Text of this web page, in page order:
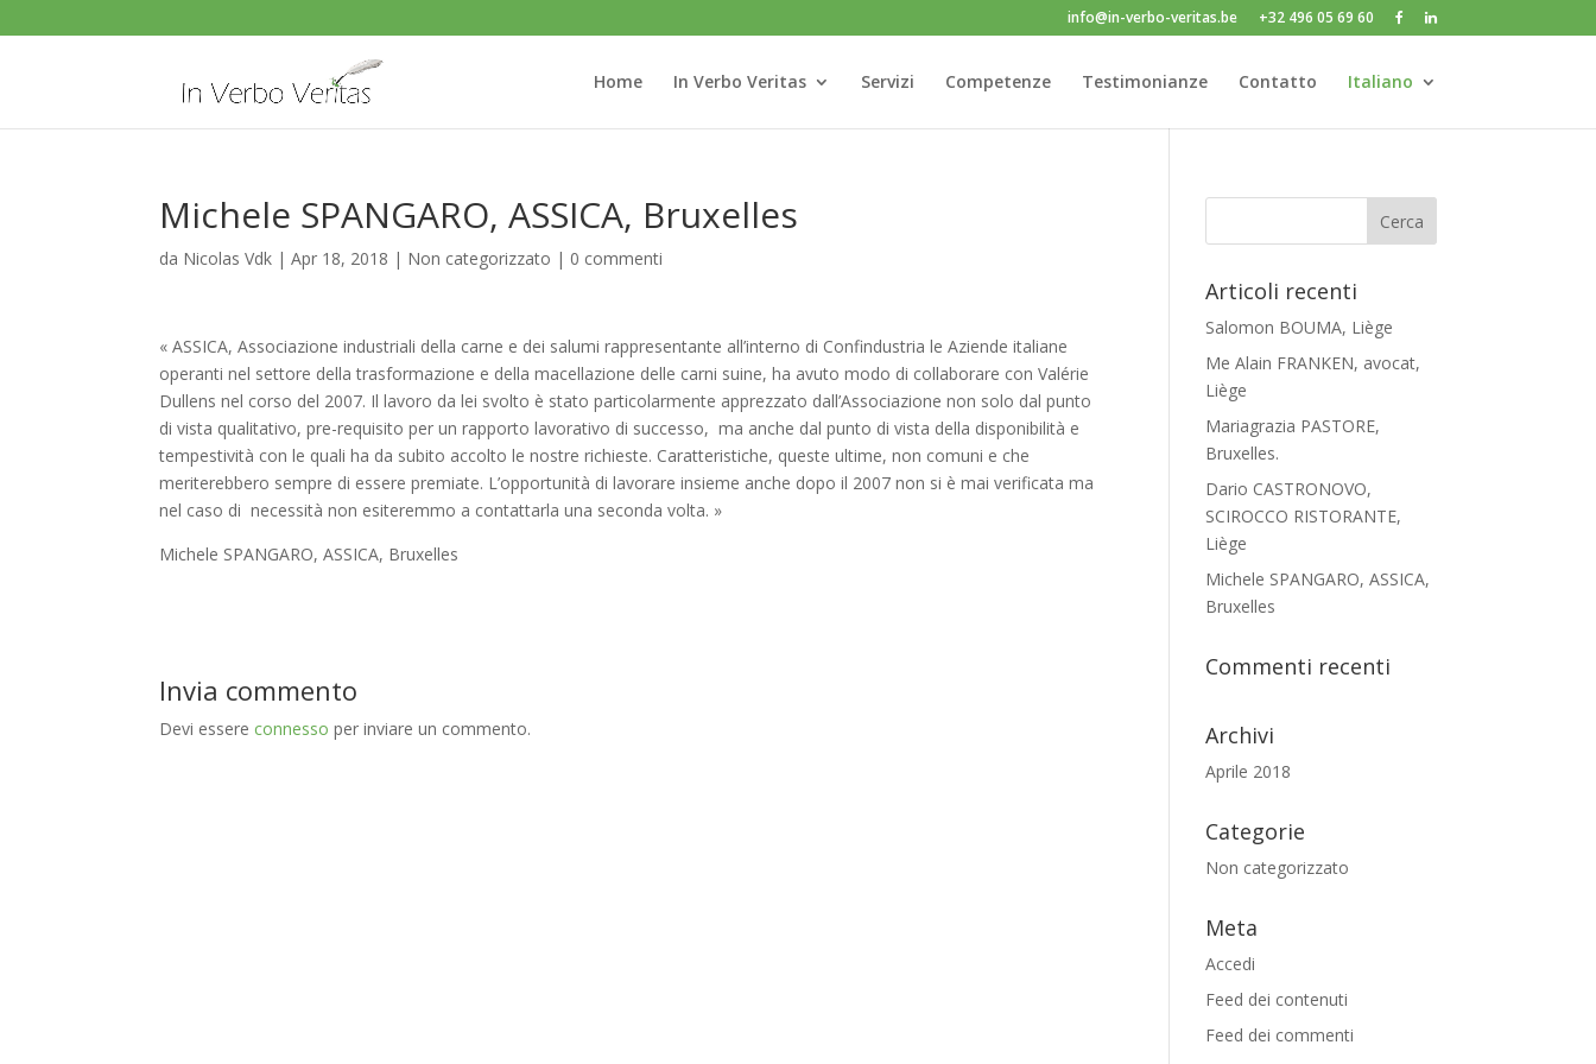
info@in-verbo-veritas.be +32 496 05 69 60
Home In Verbo Veritas Servizi Competenze Testimonianze Contatto Italiano
Michele SPANGARO, ASSICA, Bruxelles
da Nicolas Vdk |Apr 18, 2018 | Non categorizzato | 0 commenti
« ASSICA, Associazione industriali della carne e dei salumi rappresentante all’interno di Confindustria le Aziende italiane
operanti nel settore della trasformazione e della macellazione delle carni suine, ha avuto modo di collaborare con Valérie
Dullens nel corso del 2007. Il lavoro da lei svolto è stato particolarmente apprezzato dall’Associazione non solo dal punto
di vista qualitativo, pre-requisito per un rapporto lavorativo di successo, ma anche dal punto di vista della disponibilità e
tempestività con le quali ha da subito accolto le nostre richieste. Caratteristiche, queste ultime, non comuni e che
meriterebbero sempre di essere premiate. L’opportunità di lavorare insieme anche dopo il 2007 non si è mai verificata ma
nel caso di necessità non esiteremmo a contattarla una seconda volta. »
Michele SPANGARO, ASSICA, Bruxelles
Invia commento
Devi essere connesso per inviare un commento.
Articoli recenti
Salomon BOUMA, Liège
Me Alain FRANKEN, avocat,
Liège
Mariagrazia PASTORE,
Bruxelles.
Dario CASTRONOVO,
SCIROCCO RISTORANTE,
Liège
Michele SPANGARO, ASSICA,
Bruxelles
Commenti recenti
Archivi
Aprile 2018
Categorie
Non categorizzato
Meta
Accedi
Feed dei contenuti
Feed dei commenti